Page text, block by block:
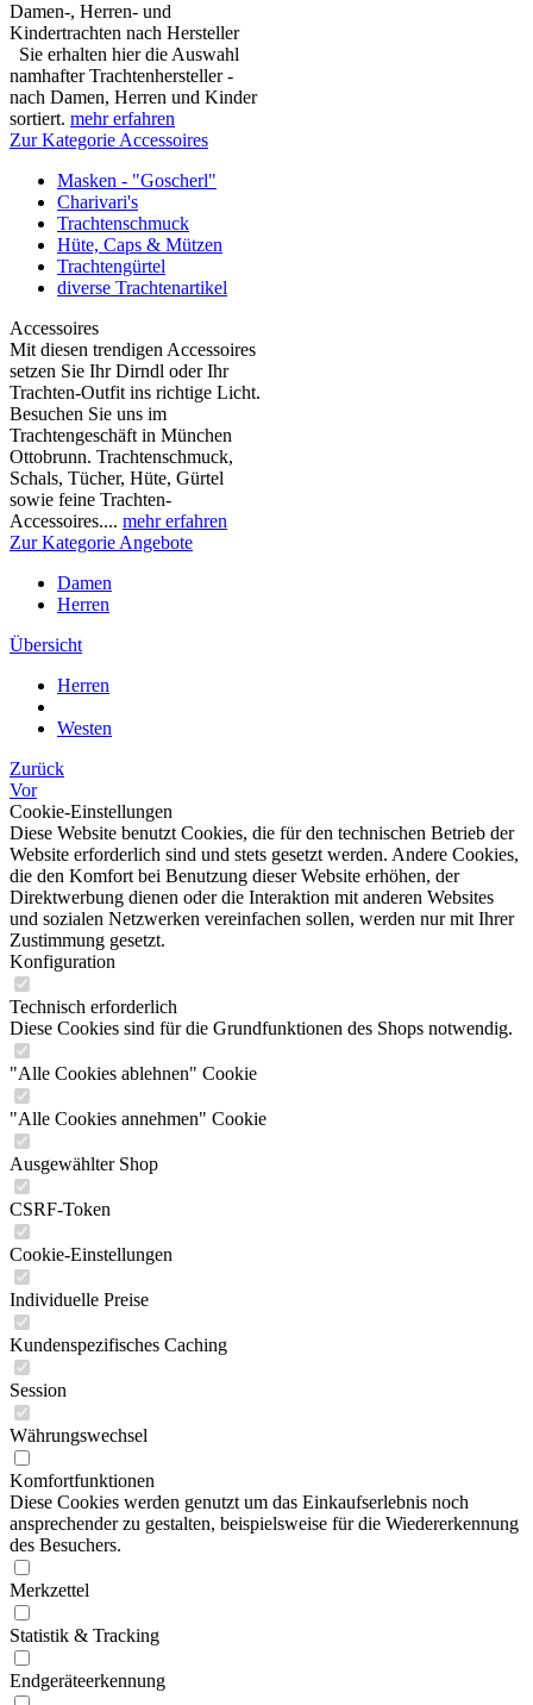
Damen-, Herren- und
Kindertrachten nach Hersteller
Sie erhalten hier die Auswahl
namhafter Trachtenhersteller -
nach Damen, Herren und Kinder
sortiert. mehr erfahren
Zur Kategorie Accessoires
Masken - "Goscherl"
Charivari's
Trachtenschmuck
Hüte, Caps & Mützen
Trachtengürtel
diverse Trachtenartikel
Accessoires
Mit diesen trendigen Accessoires
setzen Sie Ihr Dirndl oder Ihr
Trachten-Outfit ins richtige Licht.
Besuchen Sie uns im
Trachtengeschäft in München
Ottobrunn. Trachtenschmuck,
Schals, Tücher, Hüte, Gürtel
sowie feine Trachten-
Accessoires.... mehr erfahren
Zur Kategorie Angebote
Damen
Herren
Übersicht
Herren
Westen
Zurück
Vor
Cookie-Einstellungen
Diese Website benutzt Cookies, die für den technischen Betrieb der
Website erforderlich sind und stets gesetzt werden. Andere Cookies,
die den Komfort bei Benutzung dieser Website erhöhen, der
Direktwerbung dienen oder die Interaktion mit anderen Websites
und sozialen Netzwerken vereinfachen sollen, werden nur mit Ihrer
Zustimmung gesetzt.
Konfiguration
Technisch erforderlich
Diese Cookies sind für die Grundfunktionen des Shops notwendig.
"Alle Cookies ablehnen" Cookie
"Alle Cookies annehmen" Cookie
Ausgewählter Shop
CSRF-Token
Cookie-Einstellungen
Individuelle Preise
Kundenspezifisches Caching
Session
Währungswechsel
Komfortfunktionen
Diese Cookies werden genutzt um das Einkaufserlebnis noch
ansprechender zu gestalten, beispielsweise für die Wiedererkennung
des Besuchers.
Merkzettel
Statistik & Tracking
Endgeräteerkennung